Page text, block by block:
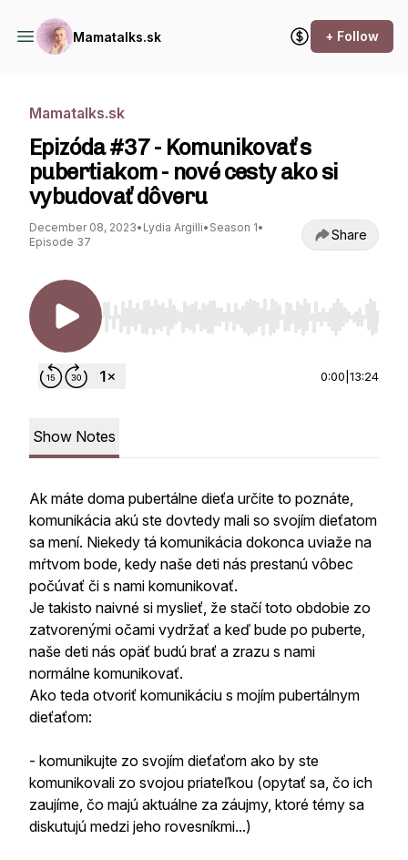
Mamatalks.sk + Follow
Mamatalks.sk
Epizóda #37 - Komunikovať s
pubertiakom - nové cesty ako si
vybudovať dôveru
December 08, 2023• Lydia Argilli• Season 1•
Episode 37
Share
Use Left/Right to seek, Home/End to jump to
0:00 13:24
Show Notes
Ak máte doma pubertálne dieťa určite to poznáte,
komunikácia akú ste dovtedy mali so svojím dieťatom
sa mení. Niekedy tá komunikácia dokonca uviaže na
mŕtvom bode, kedy naše deti nás prestanú vôbec
počúvať či s nami komunikovať.
Je takisto naivné si myslieť, že stačí toto obdobie zo
zatvorenými očami vydržať a keď bude po puberte,
naše deti nás opäť budú brať a zrazu s nami
normálne komunikovať.
Ako teda otvoriť komunikáciu s mojím pubertálnym
dieťaťom:
- komunikujte zo svojím dieťaťom ako by ste
komunikovali zo svojou priateľkou (opytať sa, čo ich
zaujíme, čo majú aktuálne za záujmy, ktoré témy sa
diskutujú medzi jeho rovesníkmi...)